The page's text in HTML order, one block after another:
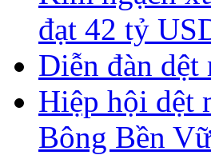
đạt 42 tỷ
Diễn đàn
Hiệp hội dệt
Bông Bền